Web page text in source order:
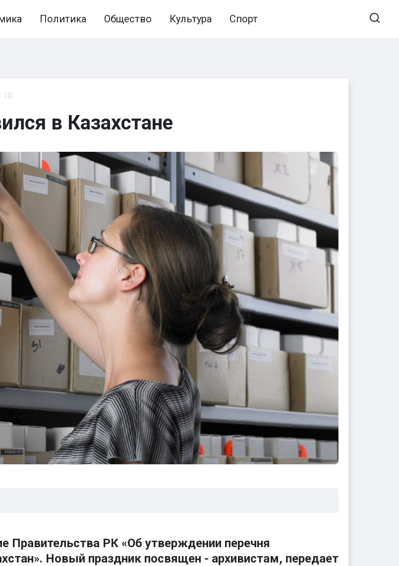
Политика Общество Культура Спорт
10
в Казахстане
Правительства РК «Об утверждении перечня
Новый праздник посвящен - архивистам, передает